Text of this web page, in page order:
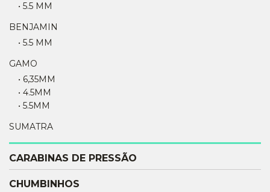
• 5.5 MM
BENJAMIN
• 5.5 MM
GAMO
• 6,35MM
• 4.5MM
• 5.5MM
SUMATRA
CARABINAS DE PRESSÃO
CHUMBINHOS